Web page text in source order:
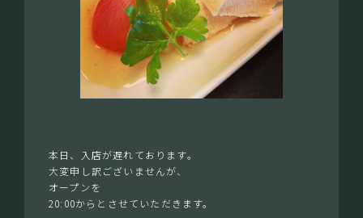
本日、入店が遅れております。
大変申し訳ございませんが、
オープンを
20:00からとさせていただきます。